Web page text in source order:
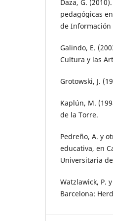
Daza, G.
pedagógicas
de Información
Galindo, E.
Cultura y las
Grotowski, J.
Kaplún, M.
de la Torre.
Pedreño, A. y
educativa, en
Universitaria
Watzlawick, P.
Barcelona: